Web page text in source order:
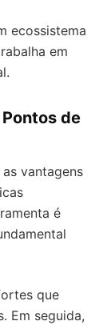
ecossistema
em
de
vantagens
é
que
Em seguida,